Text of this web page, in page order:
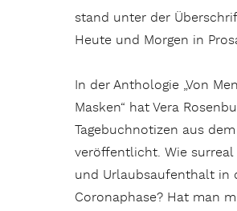
stand unter der
Heute und Morgen in
In der Anthologie „Von
Masken“ hat Vera
Tagebuchnotizen aus
veröffentlicht. Wie
und Urlaubsaufenthalt in
Coronaphase? Hat man